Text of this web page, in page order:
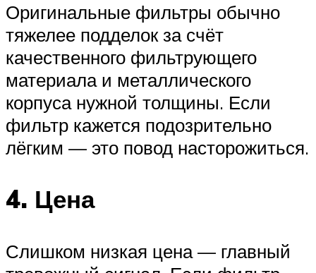
Оригинальные фильтры обычно
тяжелее подделок за счёт
качественного фильтрующего
материала и металлического
корпуса нужной толщины. Если
фильтр кажется подозрительно
лёгким — это повод насторожиться.
4. Цена
Слишком низкая цена — главный